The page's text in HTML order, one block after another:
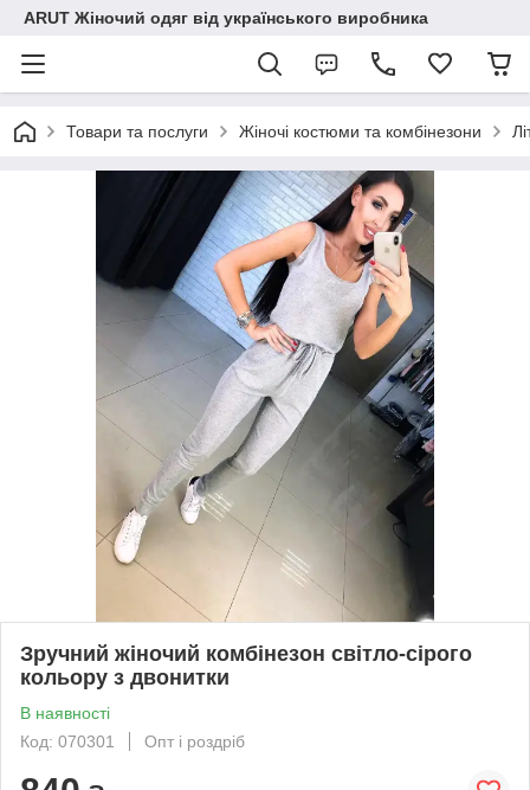
ARUT Жіночий одяг від українського виробника
Товари та послуги Жіночі костюми та комбінезони
Зручний жіночий комбінезон світло-сірого
кольору з двонитки
В наявності
Код: 070301
Опт і роздріб